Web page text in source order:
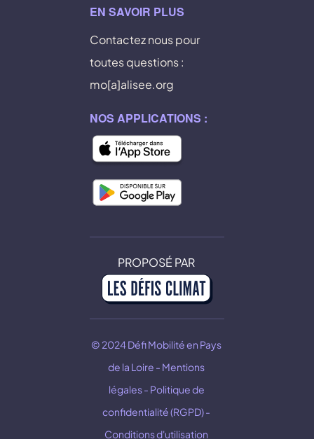
EN SAVOIR PLUS
Contactez nous pour
toutes questions :
mo[a]alisee.org
NOS APPLICATIONS :
PROPOSÉ PAR
© 2024 Défi Mobilité en Pays
de la Loire - Mentions
légales - Politique de
confidentialité (RGPD) -
Conditions d'utilisation